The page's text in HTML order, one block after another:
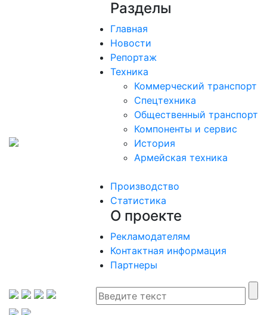
Разделы
Главная
Новости
Репортаж
Техника
Коммерческий транспорт
Спецтехника
Общественный транспорт
Компоненты и сервис
История
Армейская техника
Производство
Статистика
О проекте
Рекламодателям
Контактная информация
Партнеры